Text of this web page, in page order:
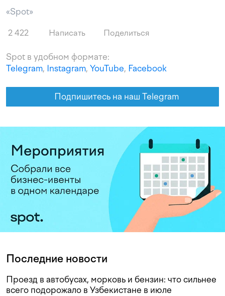
«Spot»
2 422 Написать Поделиться
Spot в удобном формате:
Telegram, Instagram, YouTube, Facebook
Подпишитесь на наш Telegram
Последние новости
Проезд в автобусах, морковь и бензин: что сильнее
всего подорожало в Узбекистане в июле